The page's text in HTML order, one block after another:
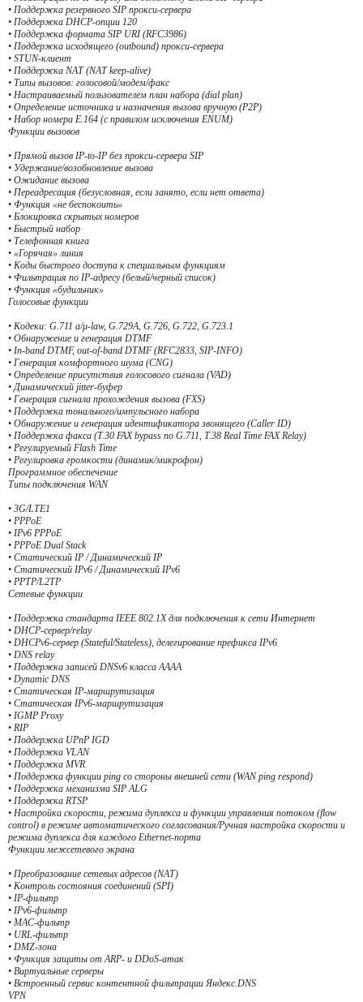
• Поддержка резервного SIP прокси-сервера
• Поддержка DHCP-опции 120
• Поддержка формата SIP URI (RFC3986)
• Поддержка исходящего (outbound) прокси-сервера
• STUN-клиент
• Поддержка NAT (NAT keep-alive)
• Типы вызовов: голосовой/модем/факс
• Настраиваемый пользователем план набора (dial plan)
• Определение источника и назначения вызова вручную (P2P)
• Набор номера E.164 (с правилом исключения ENUM)
Функции вызовов
• Прямой вызов IP-to-IP без прокси-сервера SIP
• Удержание/возобновление вызова
• Ожидание вызова
• Переадресация (безусловная, если занято, если нет ответа)
• Функция «не беспокоить»
• Блокировка скрытых номеров
• Быстрый набор
• Телефонная книга
• «Горячая» линия
• Коды быстрого доступа к специальным функциям
• Фильтрация по IP-адресу (белый/черный список)
• Функция «будильник»
Голосовые функции
• Кодеки: G.711 a/μ-law, G.729A, G.726, G.722, G.723.1
• Обнаружение и генерация DTMF
• In-band DTMF, out-of-band DTMF (RFC2833, SIP-INFO)
• Генерация комфортного шума (CNG)
• Определение присутствия голосового сигнала (VAD)
• Динамический jitter-буфер
• Генерация сигнала прохождения вызова (FXS)
• Поддержка тонального/импульсного набора
• Обнаружение и генерация идентификатора звонящего (Caller ID)
• Поддержка факса (T.30 FAX bypass по G.711, T.38 Real Time FAX Relay)
• Регулируемый Flash Time
• Регулировка громкости (динамик/микрофон)
Программное обеспечение
Типы подключения WAN
• 3G/LTE1
• PPPoE
• IPv6 PPPoE
• PPPoE Dual Stack
• Статический IP / Динамический IP
• Статический IPv6 / Динамический IPv6
• PPTP/L2TP
Сетевые функции
• Поддержка стандарта IEEE 802.1X для подключения к сети Интернет
• DHCP-сервер/relay
• DHCPv6-сервер (Stateful/Stateless), делегирование префикса IPv6
• DNS relay
• Поддержка записей DNSv6 класса AAAA
• Dynamic DNS
• Статическая IP-маршрутизация
• Статическая IPv6-маршрутизация
• IGMP Proxy
• RIP
• Поддержка UPnP IGD
• Поддержка VLAN
• Поддержка MVR
• Поддержка функции ping со стороны внешней сети (WAN ping respond)
• Поддержка механизма SIP ALG
• Поддержка RTSP
• Настройка скорости, режима дуплекса и функции управления потоком (flow
control) в режиме автоматического согласования/Ручная настройка скорости и
режима дуплекса для каждого Ethernet-порта
Функции межсетевого экрана
• Преобразование сетевых адресов (NAT)
• Контроль состояния соединений (SPI)
• IP-фильтр
• IPv6-фильтр
• MAC-фильтр
• URL-фильтр
• DMZ-зона
• Функция защиты от ARP- и DDoS-атак
• Виртуальные серверы
• Встроенный сервис контентной фильтрации Яндекс.DNS
VPN